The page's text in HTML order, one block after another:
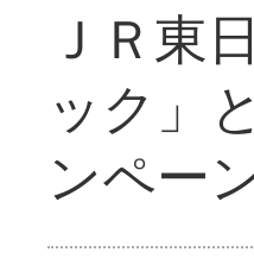
ＪＲ東
ック」
ンペー